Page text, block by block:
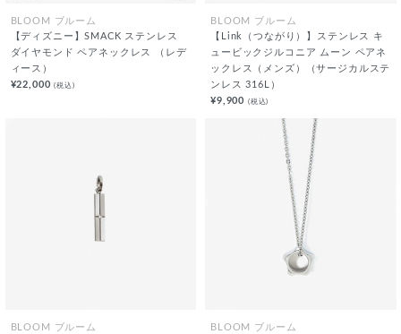
BLOOM ブルーム
【ディズニー】SMACK ステンレス
ダイヤモンド ペアネックレス （レデ
ィース）
¥22,000(税込)
BLOOM ブルーム
【Link（つながり）】ステンレス キ
ュービックジルコニア ムーン ペアネ
ックレス（メンズ）（サージカルステ
ンレス 316L）
¥9,900 (税込)
BLOOM ブルーム
BLOOM ブルーム